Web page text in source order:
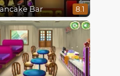
Bar 8.1